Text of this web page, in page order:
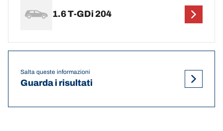
1.6 T-GDi 204
Salta queste informazioni
Guarda i risultati